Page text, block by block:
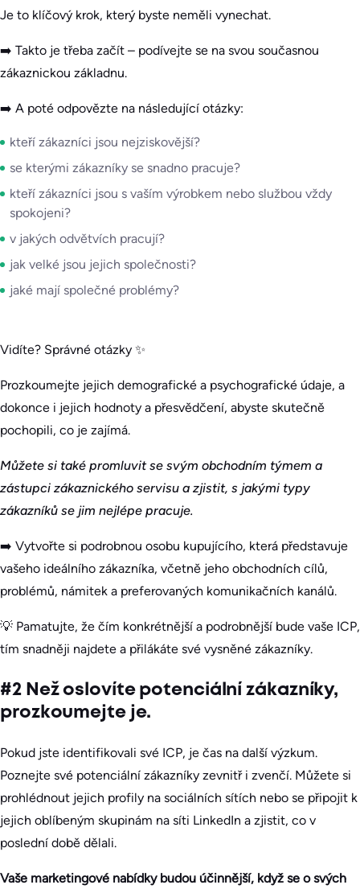
Je to klíčový krok, který byste neměli vynechat.
➡️ Takto je třeba začít – podívejte se na svou současnou
zákaznickou základnu.
➡️ A poté odpovězte na následující otázky:
kteří zákazníci jsou nejziskovější?
se kterými zákazníky se snadno pracuje?
kteří zákazníci jsou s vaším výrobkem nebo službou vždy
spokojeni?
v jakých odvětvích pracují?
jak velké jsou jejich společnosti?
jaké mají společné problémy?
Vidíte? Správné otázky ✨
Prozkoumejte jejich demografické a psychografické údaje, a
dokonce i jejich hodnoty a přesvědčení, abyste skutečně
pochopili, co je zajímá.
Můžete si také promluvit se svým obchodním týmem a
zástupci zákaznického servisu a zjistit, s jakými typy
zákazníků se jim nejlépe pracuje.
➡️ Vytvořte si podrobnou osobu kupujícího, která představuje
vašeho ideálního zákazníka, včetně jeho obchodních cílů,
problémů, námitek a preferovaných komunikačních kanálů.
💡 Pamatujte, že čím konkrétnější a podrobnější bude vaše ICP,
tím snadněji najdete a přilákáte své vysněné zákazníky.
#2 Než oslovíte potenciální zákazníky,
prozkoumejte je.
Pokud jste identifikovali své ICP, je čas na další výzkum.
Poznejte své potenciální zákazníky zevnitř i zvenčí. Můžete si
prohlédnout jejich profily na sociálních sítích nebo se připojit k
jejich oblíbeným skupinám na síti LinkedIn a zjistit, co v
poslední době dělali.
Vaše marketingové nabídky budou účinnější, když se o svých